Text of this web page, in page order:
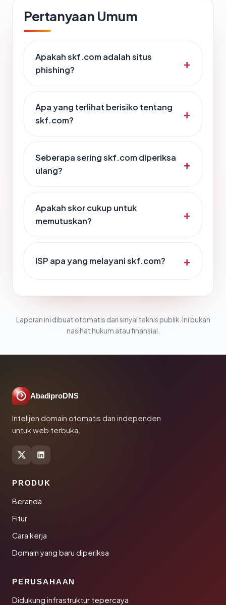
Pertanyaan Umum
Apakah skf.com adalah situs
phishing?
Apa yang terlihat berisiko tentang
skf.com?
Seberapa sering skf.com diperiksa
ulang?
Apakah skor cukup untuk
memutuskan?
ISP apa yang melayani skf.com?
Laporan ini dibuat otomatis dari sinyal teknis publik. Ini bukan
nasihat hukum atau finansial.
AbadiproDNS
Intelijen domain otomatis dan independen
untuk web terbuka.
PRODUK
Beranda
Fitur
Cara kerja
Domain yang baru diperiksa
PERUSAHAAN
Didukung infrastruktur tepercaya